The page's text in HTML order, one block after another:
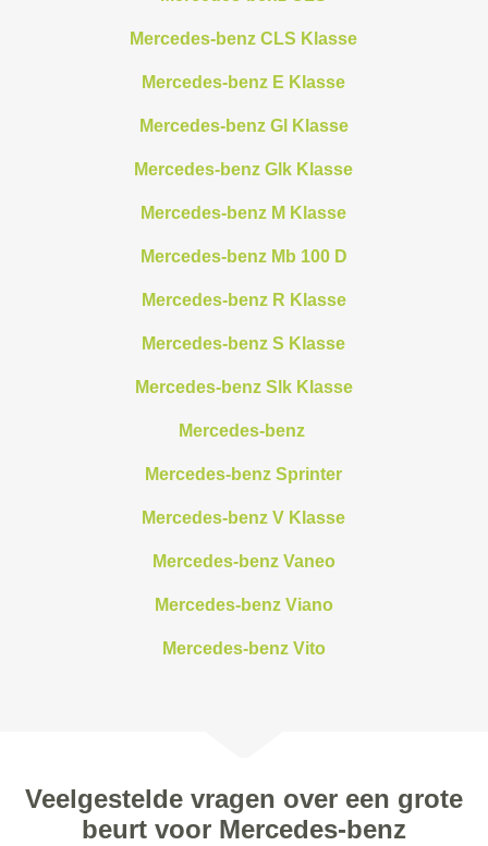
Mercedes-benz CLS Klasse
Mercedes-benz E Klasse
Mercedes-benz Gl Klasse
Mercedes-benz Glk Klasse
Mercedes-benz M Klasse
Mercedes-benz Mb 100 D
Mercedes-benz R Klasse
Mercedes-benz S Klasse
Mercedes-benz Slk Klasse
Mercedes-benz
Mercedes-benz Sprinter
Mercedes-benz V Klasse
Mercedes-benz Vaneo
Mercedes-benz Viano
Mercedes-benz Vito
Veelgestelde vragen over een grote
beurt voor Mercedes-benz